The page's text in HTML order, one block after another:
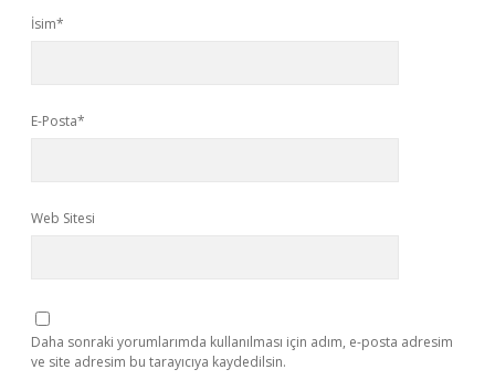
İsim*
E-Posta*
Web Sitesi
Daha sonraki yorumlarımda kullanılması için adım, e-posta adresim
ve site adresim bu tarayıcıya kaydedilsin.